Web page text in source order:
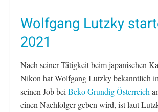
Wolfgang Lutzky
2021
Nach seiner Tätigkeit beim japanischen
Nikon hat Wolfgang Lutzky bekanntlich
seinen Job bei Beko Grundig Österreich
einen Nachfolger geben wird, ist laut